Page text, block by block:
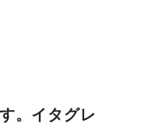
。イタグレ